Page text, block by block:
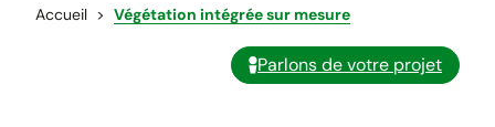
Accueil Végétation intégrée sur mesure
Parlons de votre projet